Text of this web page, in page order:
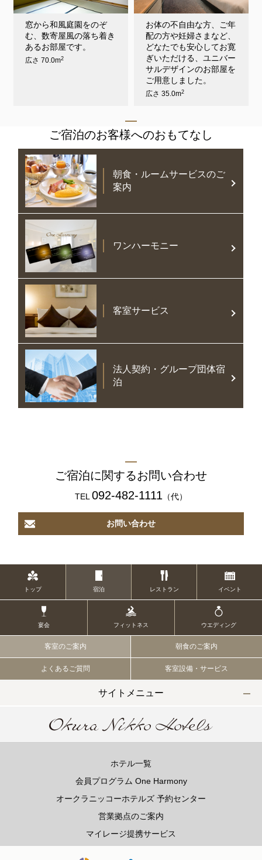
窓から和風庭園をのぞ
む、数寄屋風の落ち着き
あるお部屋です。
広さ 70.0m2
お体の不自由な方、ご年
配の方や妊婦さまなど、
どなたでも安心してお寛
ぎいただける、ユニバー
サルデザインのお部屋を
ご用意しました。
広さ 35.0m2
ご宿泊のお客様へのおもてなし
朝食・ルームサービスのご
案内
ワンハーモニー
客室サービス
法人契約・グループ団体宿
泊
ご宿泊に関するお問い合わせ
TEL 092-482-1111 （代）
お問い合わせ
トップ 宿泊 レストラン イベント
宴会 フィットネス ウエディング
客室のご案内 朝食のご案内
よくあるご質問 客室設備・サービス
サイトメニュー
ホテル一覧
会員プログラム One Harmony
オークラニッコーホテルズ 予約センター
営業拠点のご案内
マイレージ提携サービス